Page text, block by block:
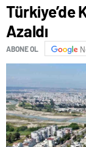
Türkiye’de
Azaldı
ABONE OL